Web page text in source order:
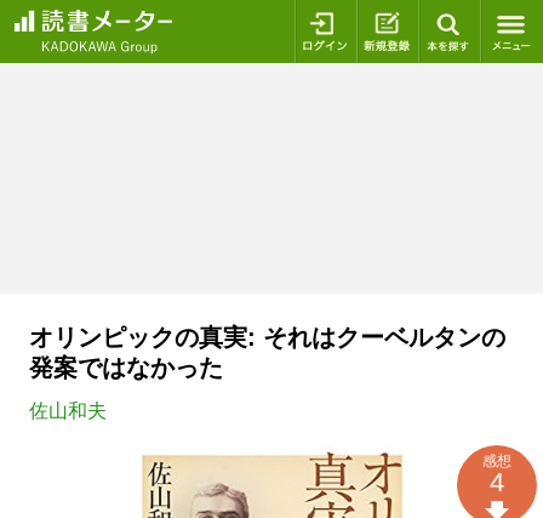
ログイン 新規登録
オリンピックの真実: それはクーベルタンの
発案ではなかった
佐山和夫
感想
4